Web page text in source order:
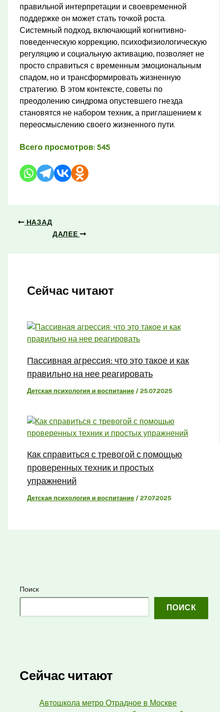
Поиск
ПОИСК
Сейчас читают
Автошкола метро Отрадное в Москве
правильной интерпретации и своевременной
поддержке он может стать точкой роста.
Системный подход, включающий когнитивно-
поведенческую коррекцию, психофизиологическую
регуляцию и социальную активацию, позволяет не
просто справиться с временным эмоциональным
спадом, но и трансформировать жизненную
стратегию. В этом контексте, советы по
преодолению синдрома опустевшего гнезда
становятся не набором техник, а приглашением к
переосмыслению своего жизненного пути.
Всего просмотров: 545
НАЗАД
ДАЛЕЕ
Сейчас читают
Пассивная агрессия: что это такое и как
правильно на нее реагировать
Детская психология и воспитание / 25.07.2025
Как справиться с тревогой с помощью
проверенных техник и простых
упражнений
Детская психология и воспитание /27.07.2025